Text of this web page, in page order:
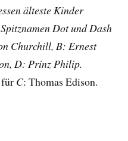
älteste Kinder
Dot und Dash
Churchill, B: Ernest
D: Prinz Philip.
für C: Thomas Edison.